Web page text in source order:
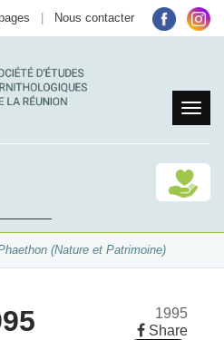
Nous contacter
(Nature et Patrimoine)
1995
Share